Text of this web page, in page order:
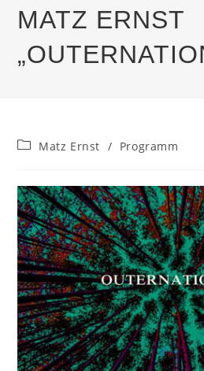
MATZ ERNST
Beitrags-
Matz Ernst / Programm